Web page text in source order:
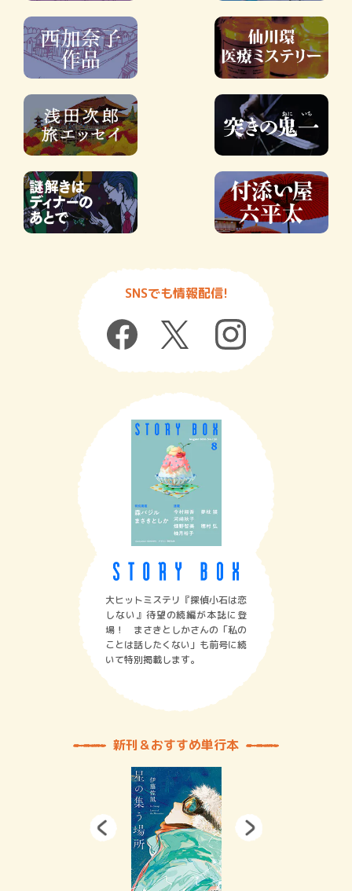
SNSでも情報配信!
大ヒットミステリ『探偵小石は恋
しない』待望の続編が本誌に登
場！ まさきとしかさんの「私の
ことは話したくない」も前号に続
いて特別掲載します。
新刊＆おすすめ単行本